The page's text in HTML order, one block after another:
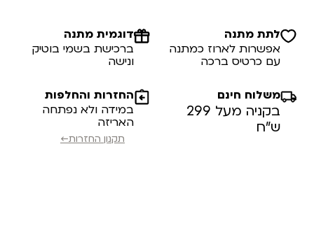
לתת מתנה
אפשרות לארוז כמתנה
עם כרטיס ברכה
דוגמית מתנה
ברכישת בשמי בוטיק
ונישה
משלוח חינם
בקניה מעל 299
ש”ח
החזרות והחלפות
במידה ולא נפתחה
האריזה
תקנון החזרות←